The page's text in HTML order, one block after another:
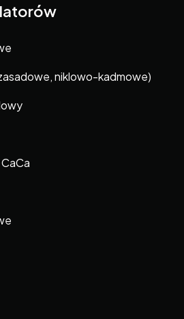
niklowo-kadmowe)